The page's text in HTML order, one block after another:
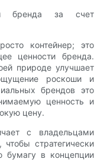
бренда за счет
контейнер; это
ценности бренда.
природе улучшает
роскоши и
брендов это
ценность и
цену.
с владельцами
стратегически
бумагу в концепции